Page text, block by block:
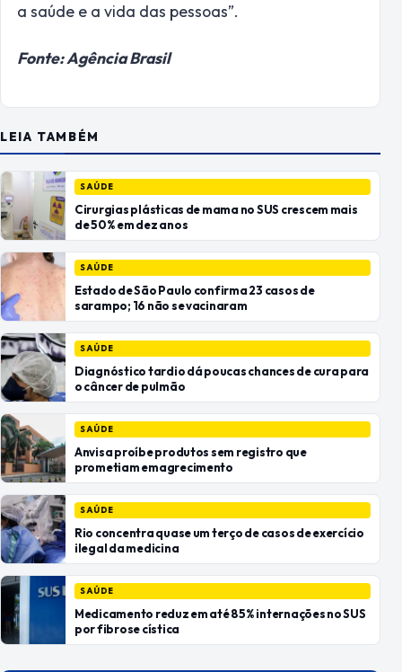
a saúde e a vida das pessoas”.
Fonte: Agência Brasil
LEIA TAMBÉM
SAÚDE
Cirurgias plásticas de mama no SUS crescem mais
de 50% em dez anos
SAÚDE
Estado de São Paulo confirma 23 casos de
sarampo; 16 não se vacinaram
SAÚDE
Diagnóstico tardio dá poucas chances de cura para
o câncer de pulmão
SAÚDE
Anvisa proíbe produtos sem registro que
prometiam emagrecimento
SAÚDE
Rio concentra quase um terço de casos de exercício
ilegal da medicina
SAÚDE
Medicamento reduz em até 85% internações no SUS
por fibrose cística